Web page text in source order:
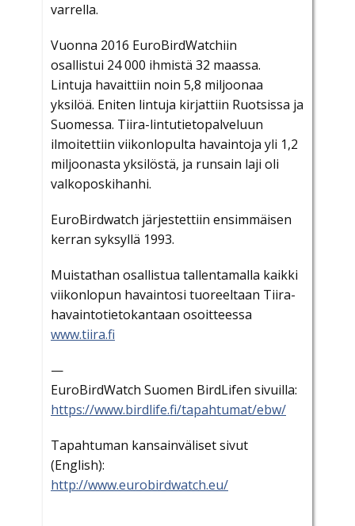
varrella.
Vuonna 2016 EuroBirdWatchiin
osallistui 24 000 ihmistä 32 maassa.
Lintuja havaittiin noin 5,8 miljoonaa
yksilöä. Eniten lintuja kirjattiin Ruotsissa ja
Suomessa. Tiira-lintutietopalveluun
ilmoitettiin viikonlopulta havaintoja yli 1,2
miljoonasta yksilöstä, ja runsain laji oli
valkoposkihanhi.
EuroBirdwatch järjestettiin ensimmäisen
kerran syksyllä 1993.
Muistathan osallistua tallentamalla kaikki
viikonlopun havaintosi tuoreeltaan Tiira-
havaintotietokantaan osoitteessa
www.tiira.fi
—
EuroBirdWatch Suomen BirdLifen sivuilla:
https://www.birdlife.fi/tapahtumat/ebw/
Tapahtuman kansainväliset sivut
(English):
http://www.eurobirdwatch.eu/